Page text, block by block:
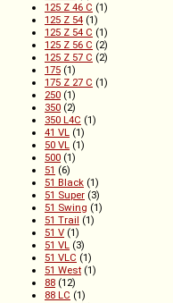
125 Z 46 C (1)
125 Z 54 (1)
125 Z 54 C (1)
125 Z 56 C (2)
125 Z 57 C (2)
175 (1)
175 Z 27 C (1)
250 (1)
350 (2)
350 L4C (1)
41 VL (1)
50 VL (1)
500 (1)
51 (6)
51 Black (1)
51 Super (3)
51 Swing (1)
51 Trail (1)
51 V (1)
51 VL (3)
51 VLC (1)
51 West (1)
88 (12)
88 LC (1)